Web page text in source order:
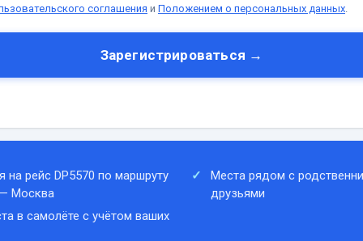
соглашения и Положением о персональных данных.
Зарегистрироваться →
на рейс DP5570 по маршруту
Москва
Места рядом с
друзьями
в самолёте с учётом ваших